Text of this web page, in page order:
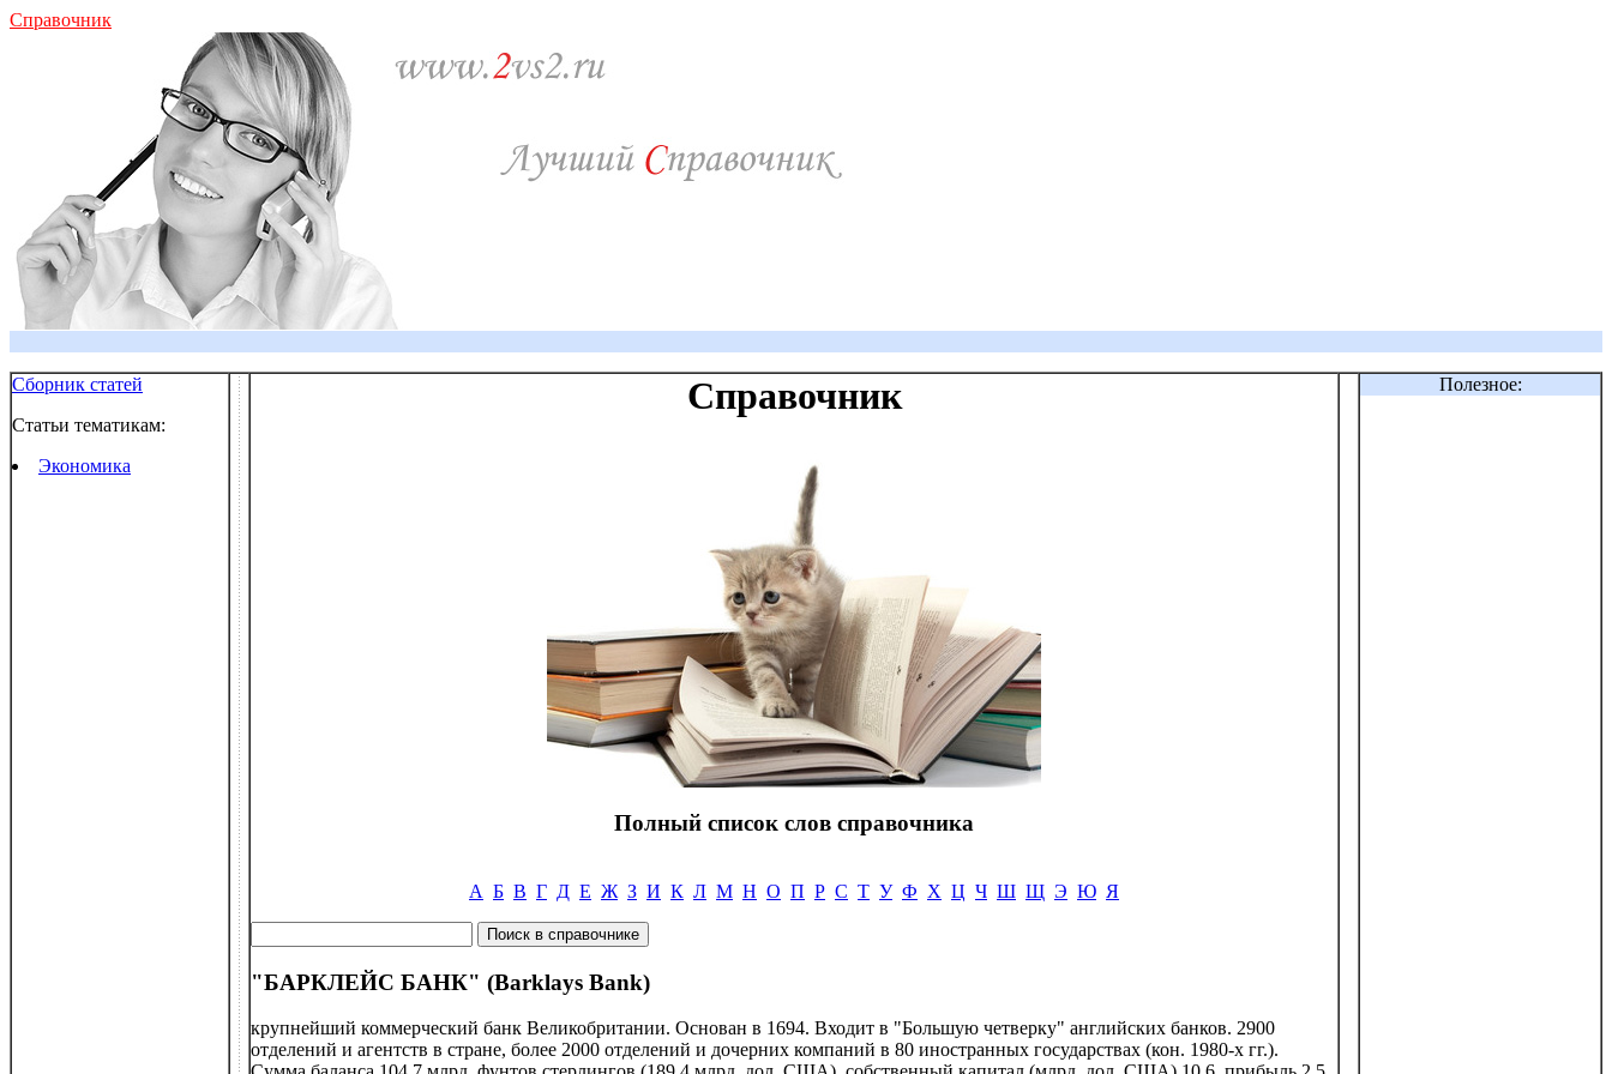
Справочник
Сборник статей
Статьи тематикам:
Экономика
Справочник
Полный список слов справочника
А Б В Г Д Е Ж З И К Л М Н О П Р С Т У Ф Х Ц Ч Ш Щ Э Ю Я
"БАРКЛЕЙС БАНК" (Barklays Bank)
крупнейший коммерческий банк Великобритании. Основан в 1694. Входит в "Большую четверку" английских банков. 2900
отделений и агентств в стране, более 2000 отделений и дочерних компаний в 80 иностранных государствах (кон. 1980-х гг.).
Полезное: